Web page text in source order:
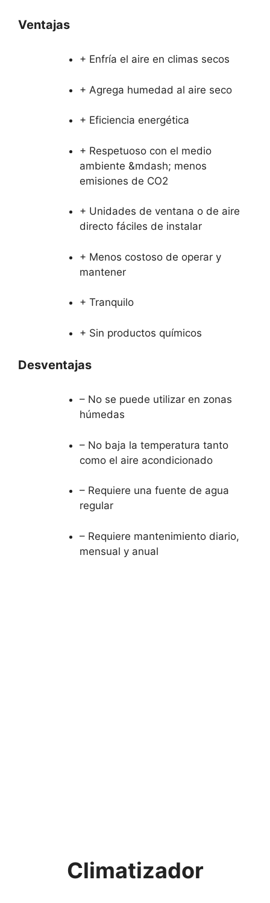
Ventajas
+ Enfría el aire en climas secos
+ Agrega humedad al aire seco
+ Eficiencia energética
+ Respetuoso con el medio
ambiente &mdash; menos
emisiones de CO2
+ Unidades de ventana o de aire
directo fáciles de instalar
+ Menos costoso de operar y
mantener
+ Tranquilo
+ Sin productos químicos
Desventajas
– No se puede utilizar en zonas
húmedas
– No baja la temperatura tanto
como el aire acondicionado
– Requiere una fuente de agua
regular
– Requiere mantenimiento diario,
mensual y anual
Climatizador